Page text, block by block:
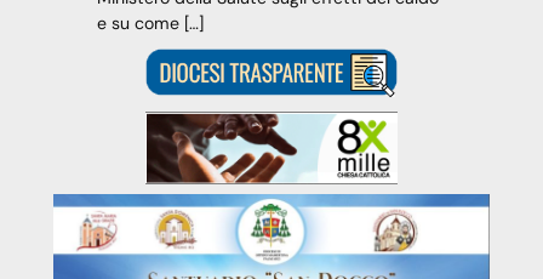
e su come […]